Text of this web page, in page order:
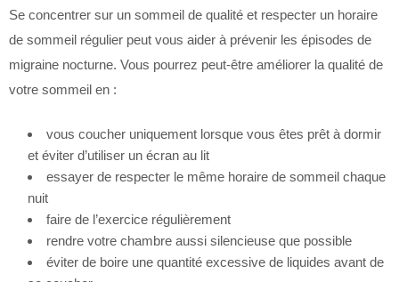
Se concentrer sur un sommeil de qualité et respecter un horaire
de sommeil régulier peut vous aider à prévenir les épisodes de
migraine nocturne. Vous pourrez peut-être améliorer la qualité de
votre sommeil en :
vous coucher uniquement lorsque vous êtes prêt à dormir
et éviter d’utiliser un écran au lit
essayer de respecter le même horaire de sommeil chaque
nuit
faire de l’exercice régulièrement
rendre votre chambre aussi silencieuse que possible
éviter de boire une quantité excessive de liquides avant de